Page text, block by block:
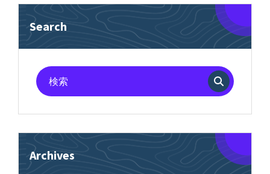
Search
検
索
象:
Archives